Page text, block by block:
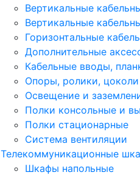
Вертикальные
Вертикальные
Горизонтальные
Дополнительные
Кабельные вводы,
Опоры, ролики, цоколи
Освещение и
Полки консольные и
Полки стационарные
Система вентиляции
Телекоммуникационные
Шкафы напольные